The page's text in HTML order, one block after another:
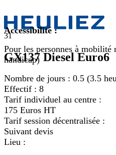
31
GX137 Diesel Euro6
Accessibilité :
Pour les personnes à
handicap)
Nombre de jours : 0.5 (3.5
Effectif : 8
Tarif individuel au centre :
175 Euros HT
Tarif session décentralisée :
Suivant devis
Lieu :